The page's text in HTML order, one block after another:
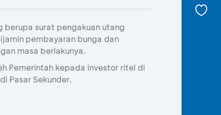
berupa surat pengakuan utang
pembayaran bunga dan
masa berlakunya.
Pemerintah kepada investor ritel di
Pasar Sekunder.